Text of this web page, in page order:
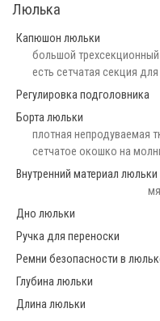
Люлька
Капюшон люльки
большой
есть сетчатая секция
Регулировка подголовника
Борта люльки
плотная непродуваемая
сетчатое окошко на
Внутренний материал люльки
Дно люльки
Ручка для переноски
Ремни безопасности в
Глубина люльки
Длина люльки